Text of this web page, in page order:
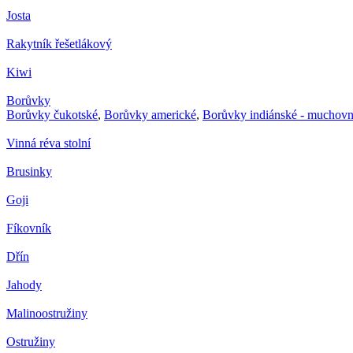
Josta
Rakytník řešetlákový
Kiwi
Borůvky
Borůvky čukotské, Borůvky americké, Borůvky indiánské -
Vinná réva stolní
Brusinky
Goji
Fíkovník
Dřín
Jahody
Malinoostružiny
Ostružiny